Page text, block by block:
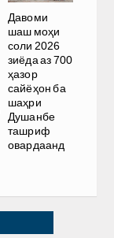
Давоми
шаш моҳи
соли 2026
зиёда аз 700
ҳазор
сайёҳон ба
шаҳри
Душанбе
ташриф
овардаанд